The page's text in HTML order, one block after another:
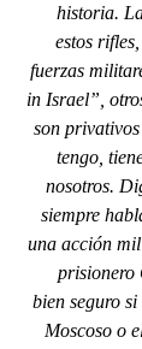
historia.
estos
fuerzas
in Israel”,
son
tengo,
nosotros.
siempre
una acción
prisionero
bien seguro
Moscoso o